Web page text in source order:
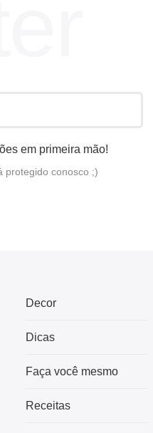
em primeira mão!
protegido conosco ;)
Decor
Dicas
Faça você mesmo
Receitas